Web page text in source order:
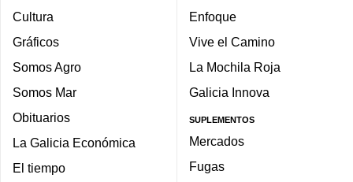
Cultura
Gráficos
Somos Agro
Somos Mar
Obituarios
La Galicia Económica
El tiempo
Enfoque
Vive el Camino
La Mochila Roja
Galicia Innova
SUPLEMENTOS
Mercados
Fugas